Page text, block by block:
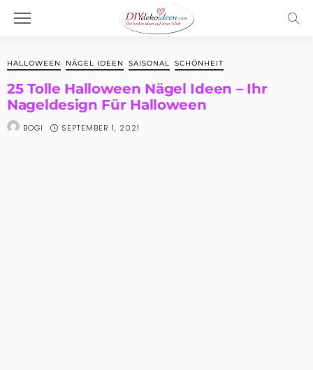
HALLOWEEN NÄGEL IDEEN SAISONAL SCHÖNHEIT
25 Tolle Halloween Nägel Ideen – Ihr
Nageldesign Für Halloween
BOGI SEPTEMBER 1, 2021